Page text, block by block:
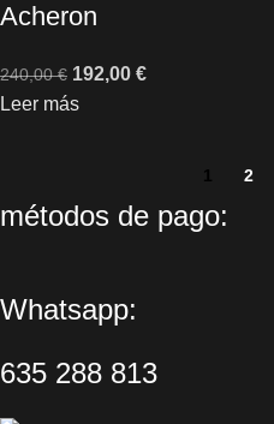
Acheron
240,00€ 192,00 €
Leer más
1 2
métodos de pago:
Whatsapp:
635 288 813